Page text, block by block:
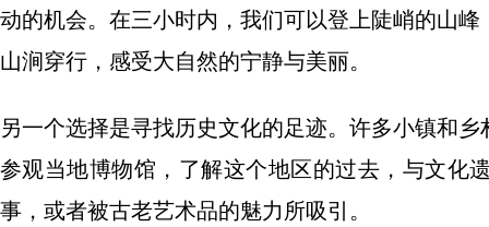
动的机会。在三小时内，我们可以登上陡峭的山
山涧穿行，感受大自然的宁静与美丽。
另一个选择是寻找历史文化的足迹。许多小镇和
参观当地博物馆，了解这个地区的过去，与文化
事，或者被古老艺术品的魅力所吸引。